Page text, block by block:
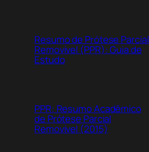
Resumo de Prótese Parcial
Removível (PPR): Guia de
Estudo
PPR: Resumo Acadêmico
de Prótese Parcial
Removível (2015)